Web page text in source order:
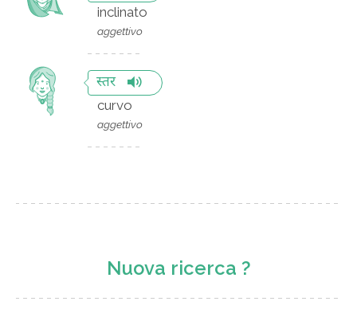
inclinato
aggettivo
स्तर
curvo
aggettivo
Nuova ricerca ?